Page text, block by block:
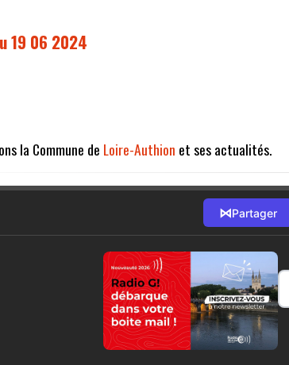
19 06 2024
la Commune de Loire-Authion et ses actualités.
⋈Partager